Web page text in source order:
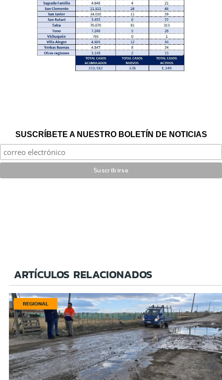
SUSCRÍBETE A NUESTRO BOLETÍN DE NOTICIAS
ARTÍCULOS RELACIONADOS
REGIONAL